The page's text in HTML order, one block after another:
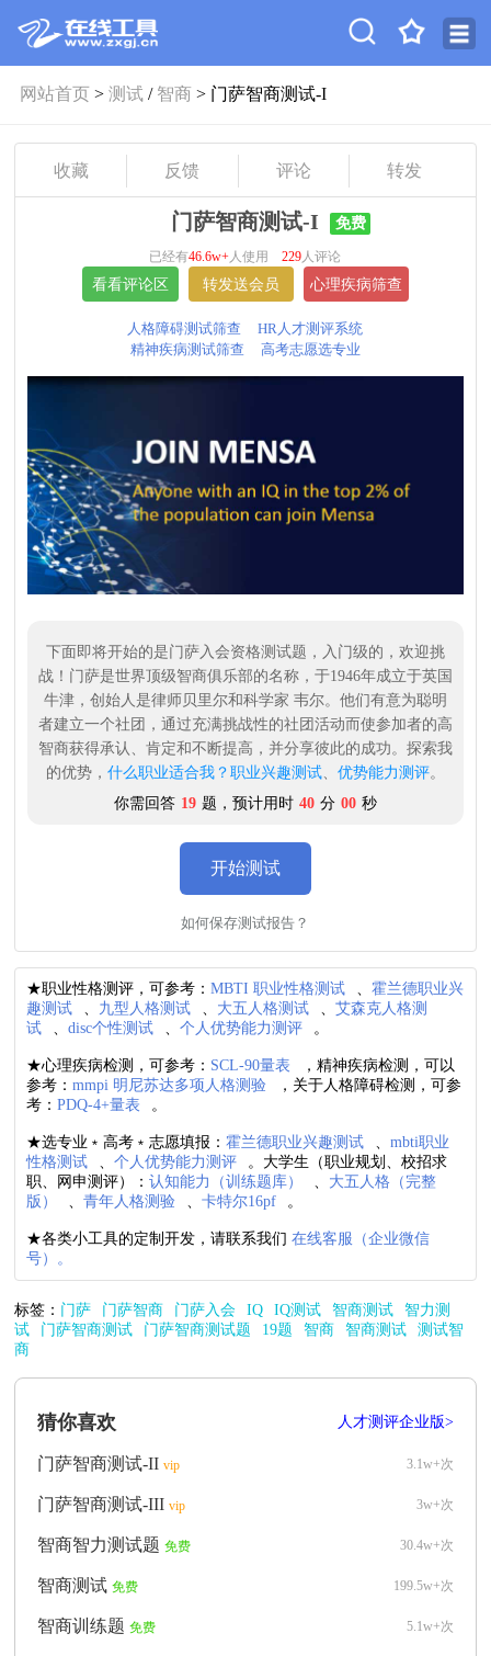
网站首页> 测试 / 智商 > 门萨智商测试-I
收藏 反馈 评论 转发
门萨智商测试-I 免费
已经有46.6w+人使用 229人评论
人格障碍测试筛查
HR人才测评系统
精神疾病测试筛查
高考志愿选专业
下面即将开始的是门萨入会资格测试题，入门级的，欢迎挑
战！门萨是世界顶级智商俱乐部的名称，于1946年成立于英国
牛津，创始人是律师贝里尔和科学家 韦尔。他们有意为聪明
者建立一个社团，通过充满挑战性的社团活动而使参加者的高
智商获得承认、肯定和不断提高，并分享彼此的成功。探索我
的优势， 什么职业适合我？ 职业兴趣测试、 优势能力测评。
你需回答 19 题，预计用时 40 分 00 秒
开始测试
如何保存测试报告？
★职业性格测评，可参考：MBTI 职业性格测试 、霍兰德职业兴
趣测试
、 九型人格测试 、 大五人格测试 、艾森克人格测
试
、disc个性测试 、个人优势能力测评 。
★心理疾病检测，可参考： SCL-90量表
，精神疾病检测，可以
参考：mmpi 明尼苏达多项人格测验
，关于人格障碍检测，可参
考：PDQ-4+量表 。
★选专业﹡高考﹡志愿填报：霍兰德职业兴趣测试 、mbti职业
性格测试
、个人优势能力测评
。大学生（职业规划、校招求
职、网申测评）：认知能力（训练题库） 、 大五人格（完整
版）
、青年人格测验 、卡特尔16pf 。
★各类小工具的定制开发，请联系我们在线客服（企业微信
号）。
标签： 门萨 门萨智商 门萨入会 IQ IQ测试 智商测试
智力测
试
门萨智商测试 门萨智商测试题 19题 智商 智商测试
测试智
商
人才测评企业版>
猜你喜欢
3.1w+次
门萨智商测试-II vip
3w+次
门萨智商测试-III vip
30.4w+次
智商智力测试题 免费
199.5w+次
智商测试 免费
5.1w+次
智商训练题 免费